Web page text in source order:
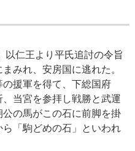
以仁王より平氏追討の令旨
みれ、安房国に逃れた。
援軍を得て、下総国府
、当宮を参拝し戦勝と武運
の馬がこの石に前脚を掛
「駒どめの石」といわれ